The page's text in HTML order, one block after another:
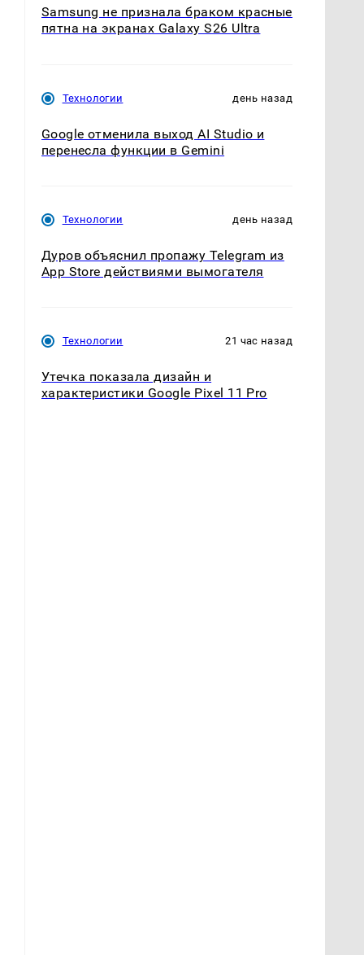
Samsung не признала браком красные
пятна на экранах Galaxy S26 Ultra
Технологии день назад
Google отменила выход AI Studio и
перенесла функции в Gemini
Технологии день назад
Дуров объяснил пропажу Telegram из
App Store действиями вымогателя
Технологии 21 час назад
Утечка показала дизайн и
характеристики Google Pixel 11 Pro